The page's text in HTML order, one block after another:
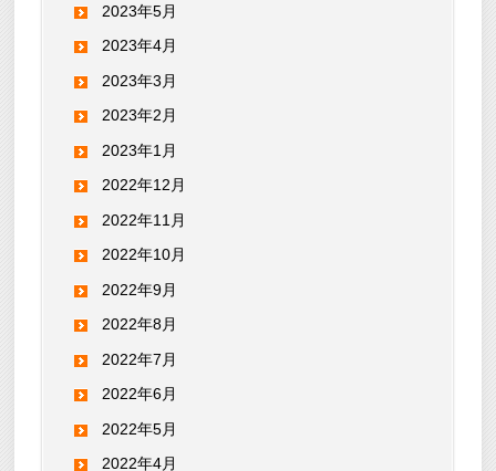
2023年5月
2023年4月
2023年3月
2023年2月
2023年1月
2022年12月
2022年11月
2022年10月
2022年9月
2022年8月
2022年7月
2022年6月
2022年5月
2022年4月